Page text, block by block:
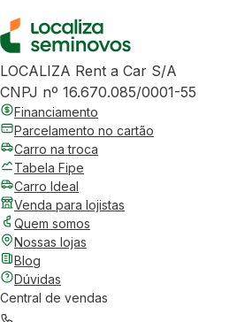
LOCALIZA Rent a Car S/A
CNPJ nº 16.670.085/0001-55
Financiamento
Parcelamento no cartão
Carro na troca
Tabela Fipe
Carro Ideal
Venda para lojistas
Quem somos
Nossas lojas
Blog
Dúvidas
Central de vendas